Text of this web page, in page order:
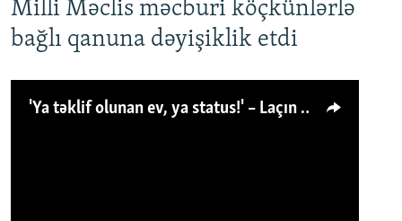
Milli Məclis məcburi köçkünlərlə
bağlı qanuna dəyişiklik etdi
'Ya təklif olunan ev, ya status!' – Laçın köçkünü: 'Laçından başqa heç hara!'